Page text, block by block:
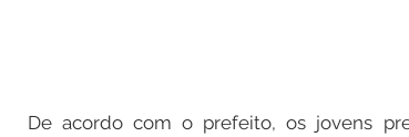
De acordo com o prefeito, os jovens